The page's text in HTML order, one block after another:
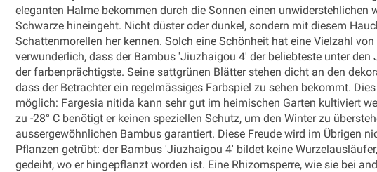
eleganten Halme bekommen durch die Sonnen einen unwiderstehlichen
Schwarze hineingeht. Nicht düster oder dunkel, sondern mit diesem
Schattenmorellen her kennen. Solch eine Schönheit hat eine Vielzahl
verwunderlich, dass der Bambus 'Jiuzhaigou 4' der beliebteste unter
der farbenprächtigste. Seine sattgrünen Blätter stehen dicht an den
dass der Betrachter ein regelmässiges Farbspiel zu sehen bekommt.
möglich: Fargesia nitida kann sehr gut im heimischen Garten kultiviert
zu -28° C benötigt er keinen speziellen Schutz, um den Winter zu
aussergewöhnlichen Bambus garantiert. Diese Freude wird im Übrigen
Pflanzen getrübt: der Bambus 'Jiuzhaigou 4' bildet keine
gedeiht, wo er hingepflanzt worden ist. Eine Rhizomsperre, wie sie bei